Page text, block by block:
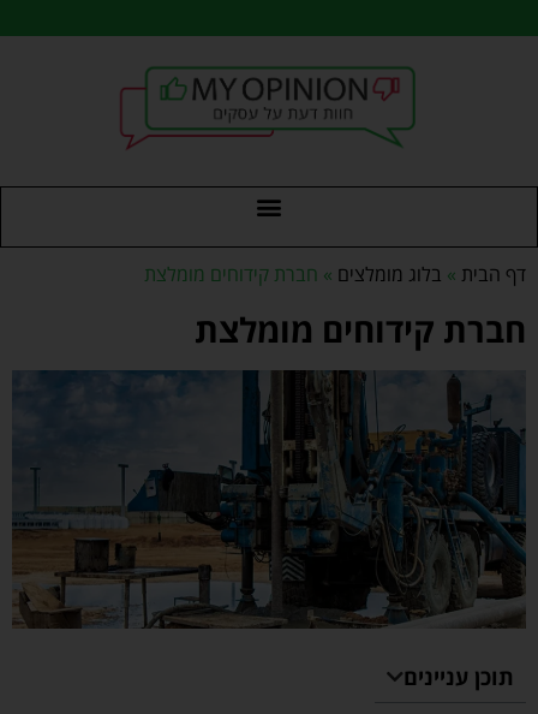
דף הבית » בלוג מומלצים » חברת קידוחים מומלצת
חברת קידוחים מומלצת
תוכן עניינים